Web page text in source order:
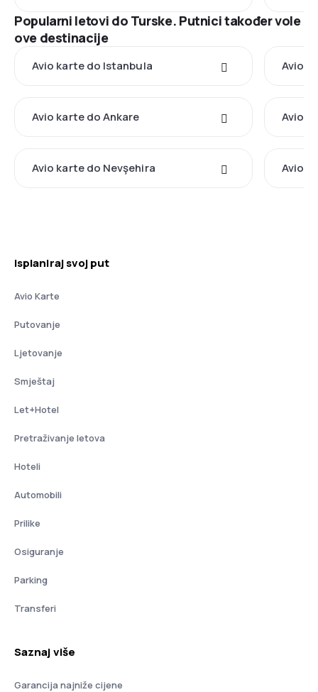
Popularni letovi do Turske. Putnici također vole
ove destinacije
Avio karte do Istanbula Avio
Avio karte do Ankare Avio
Avio karte do Nevşehira Avio
Isplaniraj svoj put
Avio Karte
Putovanje
Ljetovanje
Smještaj
Let+Hotel
Pretraživanje letova
Hoteli
Automobili
Prilike
Osiguranje
Parking
Transferi
Saznaj više
Garancija najniže cijene